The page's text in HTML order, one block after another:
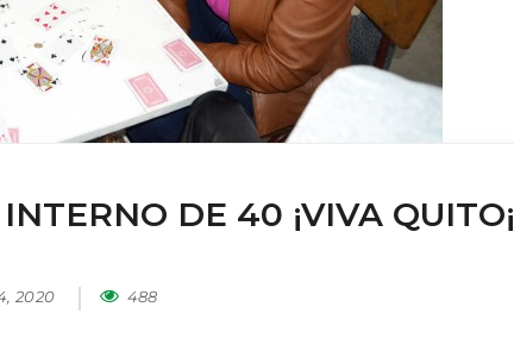
DE 40 ¡VIVA QUITO¡
2020 488